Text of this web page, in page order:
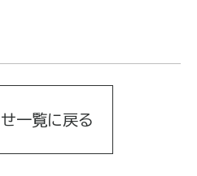
一覧に戻る